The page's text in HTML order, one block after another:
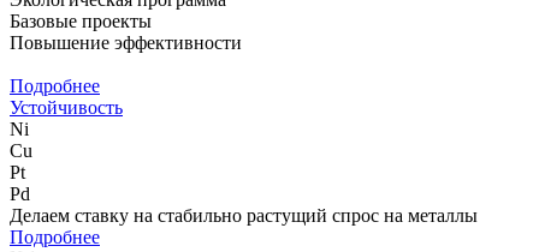
Базовые проекты
Повышение эффективности
Подробнее
Устойчивость
Ni
Cu
Pt
Pd
Делаем ставку на стабильно растущий спрос на металлы
Подробнее